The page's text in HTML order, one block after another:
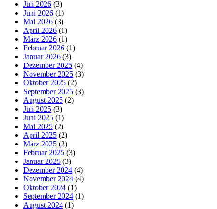
Juli 2026 (3)
Juni 2026 (1)
Mai 2026 (3)
April 2026 (1)
März 2026 (1)
Februar 2026 (1)
Januar 2026 (3)
Dezember 2025 (4)
November 2025 (3)
Oktober 2025 (2)
September 2025 (3)
August 2025 (2)
Juli 2025 (3)
Juni 2025 (1)
Mai 2025 (2)
April 2025 (2)
März 2025 (2)
Februar 2025 (3)
Januar 2025 (3)
Dezember 2024 (4)
November 2024 (4)
Oktober 2024 (1)
September 2024 (1)
August 2024 (1)